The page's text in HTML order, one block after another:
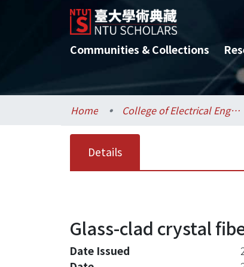
Communities & Collections
Home College of Electrical Engineering and Computer Science / 電機資訊學院
Details
Glass-clad crystal
Date Issued